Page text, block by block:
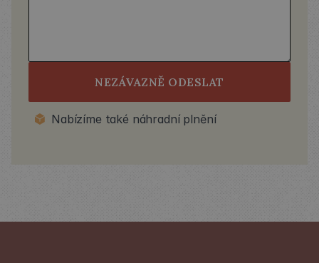
NEZÁVAZNĚ ODESLAT
Nabízíme také náhradní plnění